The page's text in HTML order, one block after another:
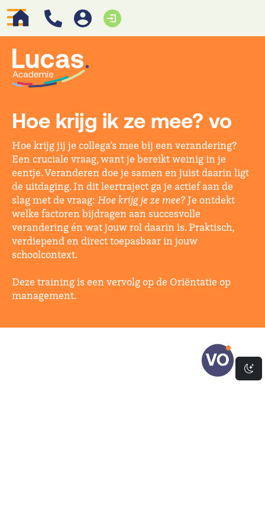
Hoe krijg ik ze mee? vo
Hoe krijg jij je collega’s mee bij een verandering?
Een cruciale vraag, want je bereikt weinig in je
eentje. Veranderen doe je samen en juist daarin ligt
de uitdaging. In dit leertraject ga je actief aan de
slag met de vraag: Hoe krijg je ze mee? Je ontdekt
welke factoren bijdragen aan succesvolle
verandering én wat jouw rol daarin is. Praktisch,
verdiepend en direct toepasbaar in jouw
schoolcontext.
Deze training is een vervolg op de Oriëntatie op
management.